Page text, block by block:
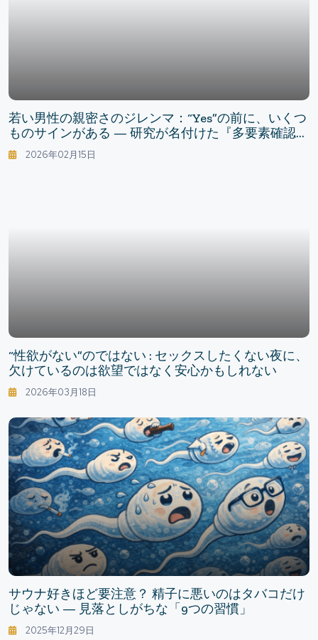
若い男性の親密さのジレンマ：“Yes”の前に、いくつ
ものサインがある — 研究が名付けた『多要素確認』
という同意
2026年02月15日
“性欲がない”のではない : セックスしたくない夜に、
欠けているのは欲望ではなく安心かもしれない
2026年03月18日
サウナ好きほど要注意？ 精子に悪いのはタバコだけ
じゃない — 見落としがちな「9つの習慣」
2025年12月29日